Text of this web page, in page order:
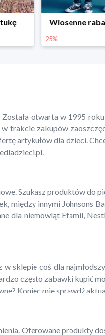
Wiosenne
25%
otwarta w 1995
trakcie zakupów
artykułów dla dzieci.
Szukasz produktów do
między innymi Johnsons
dla niemowląt Efamil,
coś dla
często zabawki kupić
Koniecznie sprawdź
Oferowane produkty